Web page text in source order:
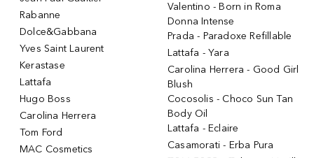
Rabanne
Dolce&Gabbana
Yves Saint Laurent
Kerastase
Lattafa
Hugo Boss
Carolina Herrera
Tom Ford
MAC Cosmetics
Valentino - Born in Roma
Donna Intense
Prada - Paradoxe Refillable
Lattafa - Yara
Carolina Herrera - Good Girl
Blush
Cocosolis - Choco Sun Tan
Body Oil
Lattafa - Eclaire
Casamorati - Erba Pura